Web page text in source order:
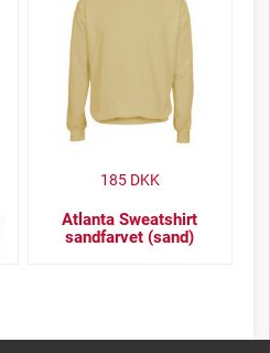
Atlanta Sweatshirt
sandfarvet (sand)
185DKK